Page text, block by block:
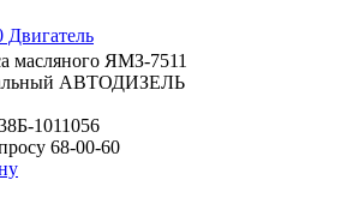
Двигатель
масляного ЯМЗ-7511
АВТОДИЗЕЛЬ
1011056
68-00-60